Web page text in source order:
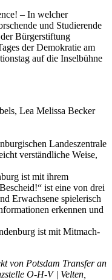
– In welcher
und Studierende
Bürgerstiftung
der Demokratie am
auf die Inselbühne
Lea Melissa Becker
Landeszentrale
verständliche Weise,
ist mit ihrem
ist eine von drei
Erwachsene spielerisch
erkennen und
ist mit Mitmach-
von Potsdam Transfer an
O-H-V | Velten,